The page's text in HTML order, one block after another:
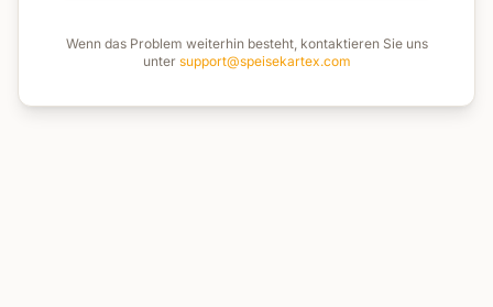
Wenn das Problem weiterhin besteht, kontaktieren Sie uns
unter support@speisekartex.com